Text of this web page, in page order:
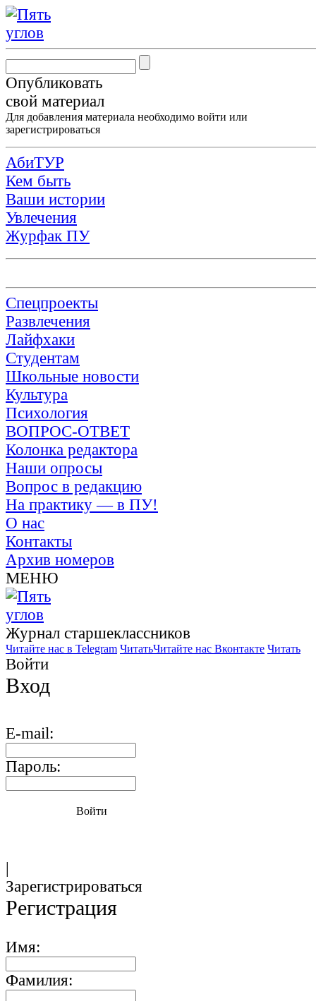
Опубликовать
свой материал
Для добавления материала необходимо войти или
зарегистрироваться
АбиТУР
Кем быть
Ваши истории
Увлечения
Журфак ПУ
Спецпроекты
Развлечения
Лайфхаки
Студентам
Школьные новости
Культура
Психология
ВОПРОС-ОТВЕТ
Колонка редактора
Наши опросы
Вопрос в редакцию
На практику — в ПУ!
О нас
Контакты
Архив номеров
МЕНЮ
Журнал старшекласcников
Читайте нас в Telegram ЧитатьЧитайте нас Вконтакте Читать
Войти
Вход
E-mail:
Пароль:
Войти
|
Зарегистрироваться
Регистрация
Имя:
Фамилия: